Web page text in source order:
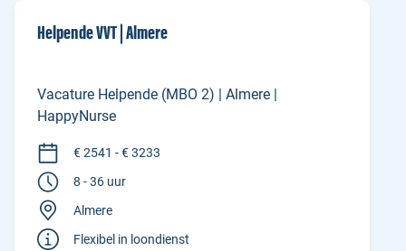
Helpende VVT | Almere
Vacature Helpende (MBO 2) | Almere |
HappyNurse
€ 2541 - € 3233
8 - 36 uur
Almere
Flexibel in loondienst